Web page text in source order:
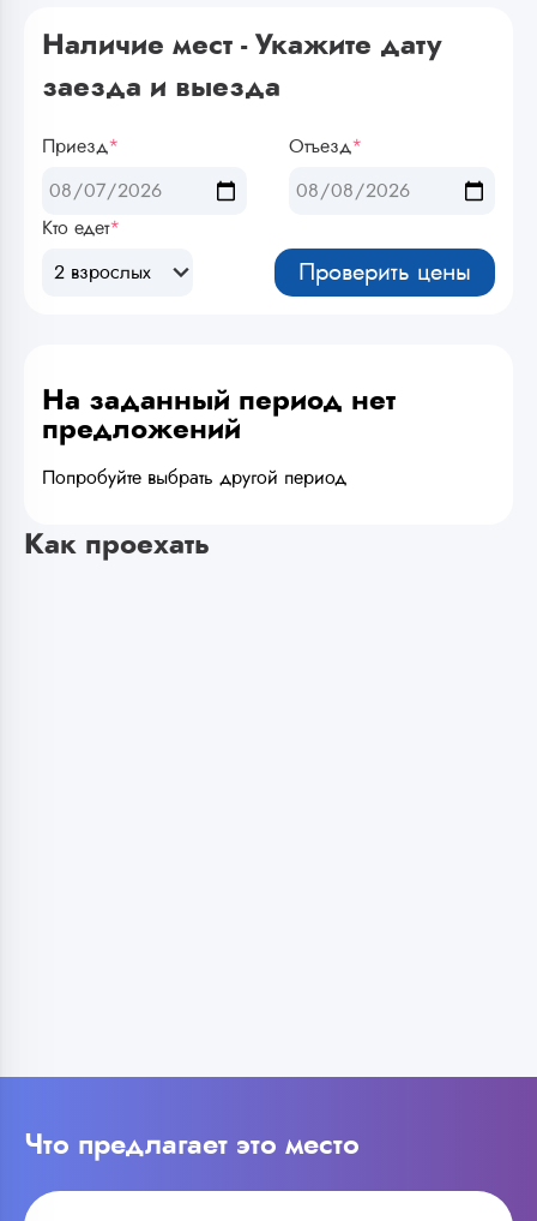
Наличие мест - Укажите дату
заезда и выезда
Приезд* Отъезд*
Кто едет*
2 взрослых Проверить цены
На заданный период нет
предложений
Попробуйте выбрать другой период
Как проехать
Что предлагает это место